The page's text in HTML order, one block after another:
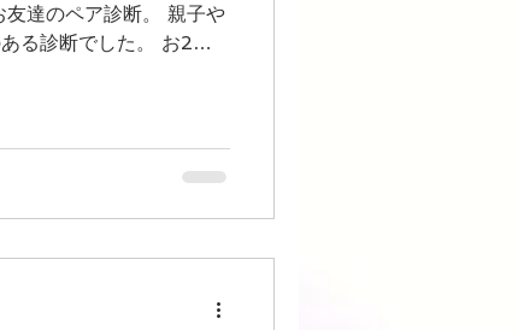
ッスン ライフ
達のペア診断。 親子や
る診断でした。 お2人